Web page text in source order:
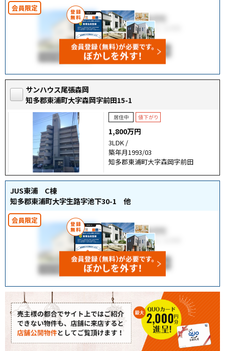
サンハウス尾張森岡
知多郡東浦町大字森岡字前田15-1
1,800万円
3LDK /
築年月1993/03
知多郡東浦町大字森岡字前田
JUS東浦 C棟
知多郡東浦町大字生路字池下30-1 他